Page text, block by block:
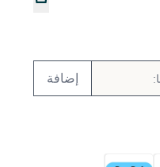
إضافة